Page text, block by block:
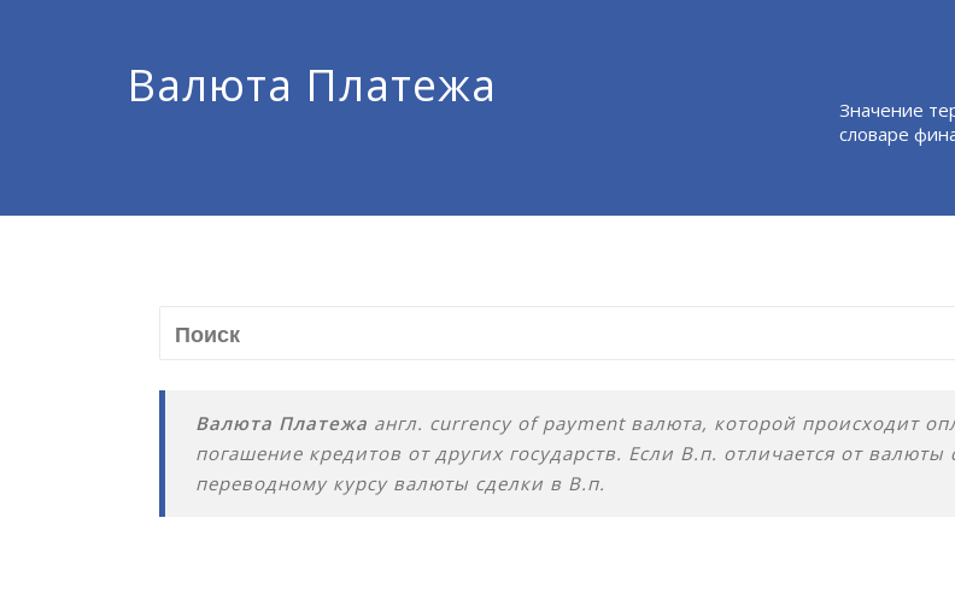
Валюта Платежа
Значение
словаре
Валюта Платежа англ. currency of payment валюта, которой происходит
погашение кредитов от других государств. Если В.п. отличается от
переводному курсу валюты сделки в В.п.